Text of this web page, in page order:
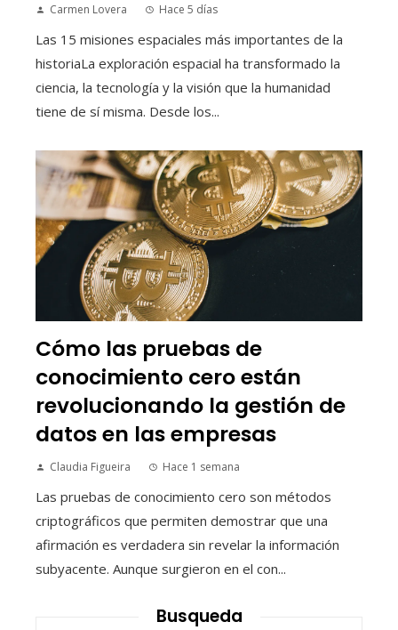
Carmen Lovera Hace 5 días
Las 15 misiones espaciales más importantes de la
historiaLa exploración espacial ha transformado la
ciencia, la tecnología y la visión que la humanidad
tiene de sí misma. Desde los...
Cómo las pruebas de
conocimiento cero están
revolucionando la gestión de
datos en las empresas
Claudia Figueira Hace 1 semana
Las pruebas de conocimiento cero son métodos
criptográficos que permiten demostrar que una
afirmación es verdadera sin revelar la información
subyacente. Aunque surgieron en el con...
Busqueda